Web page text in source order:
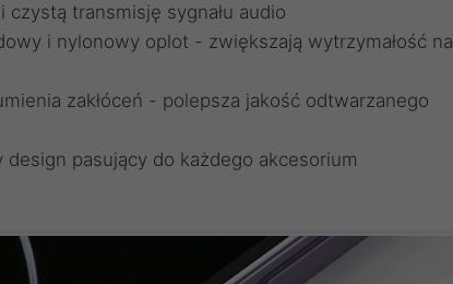
transmisję sygnału audio
i nylonowy oplot - zwiększają wytrzymałość na
zakłóceń - polepsza jakość odtwarzanego
pasujący do każdego akcesorium